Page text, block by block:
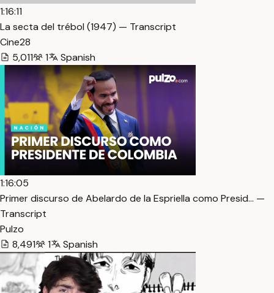
1:16:11
La secta del trébol (1947) — Transcript
Cine28
5,011
1 Spanish
1:16:05
Primer discurso de Abelardo de la Espriella como Presid… —
Transcript
Pulzo
8,491
1 Spanish